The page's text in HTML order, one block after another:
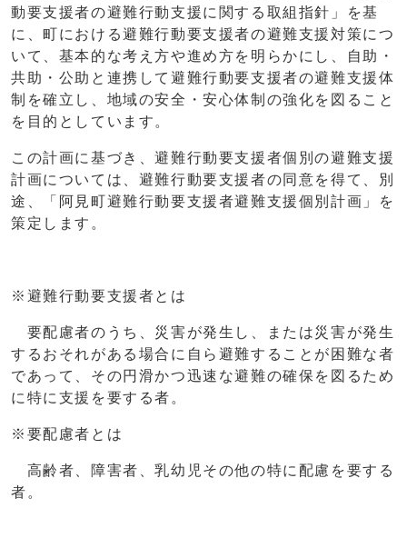
動要支援者の避難行動支援に関する取組指針」を基
に、町における避難行動要支援者の避難支援対策につ
いて、基本的な考え方や進め方を明らかにし、自助・
共助・公助と連携して避難行動要支援者の避難支援体
制を確立し、地域の安全・安心体制の強化を図ること
を目的としています。
この計画に基づき、避難行動要支援者個別の避難支援
計画については、避難行動要支援者の同意を得て、別
途、「阿見町避難行動要支援者避難支援個別計画」を
策定します。
※避難行動要支援者とは
要配慮者のうち、災害が発生し、または災害が発生
するおそれがある場合に自ら避難することが困難な者
であって、その円滑かつ迅速な避難の確保を図るため
に特に支援を要する者。
※要配慮者とは
高齢者、障害者、乳幼児その他の特に配慮を要する
者。